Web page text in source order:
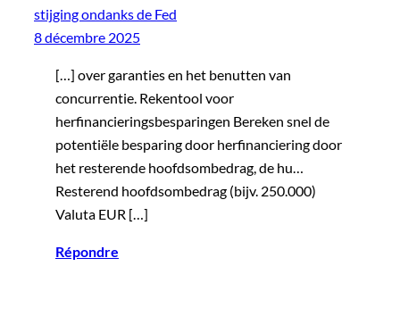
stijging ondanks de Fed
8 décembre 2025
[…] over garanties en het benutten van
concurrentie. Rekentool voor
herfinancieringsbesparingen Bereken snel de
potentiële besparing door herfinanciering door
het resterende hoofdsombedrag, de hu…
Resterend hoofdsombedrag (bijv. 250.000)
Valuta EUR […]
Répondre